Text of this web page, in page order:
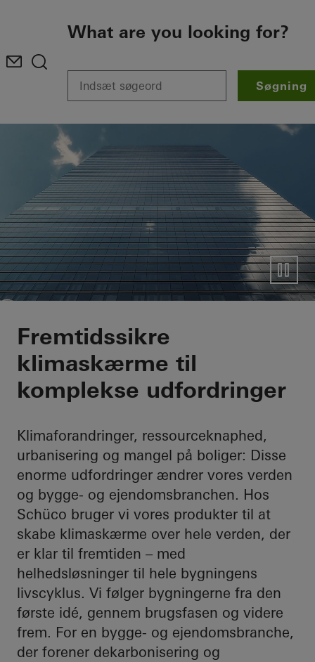
What are you looking for?
Søgning
Din partner
Fremtidssikre
klimaskærme til
komplekse udfordringer
Klimaforandringer, ressourceknaphed,
urbanisering og mangel på boliger: Disse
enorme udfordringer ændrer vores verden
og bygge- og ejendomsbranchen. Hos
Schüco bruger vi vores produkter til at
skabe klimaskærme over hele verden, der
er klar til fremtiden – med
helhedsløsninger til hele bygningens
livscyklus. Vi følger bygningerne fra den
første idé, gennem brugsfasen og videre
frem. For en bygge- og ejendomsbranche,
der forener dekarbonisering og